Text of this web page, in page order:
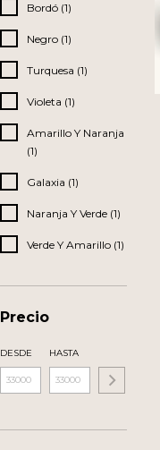
Bordó (1)
Negro (1)
Turquesa (1)
Violeta (1)
Amarillo Y Naranja
(1)
Galaxia (1)
Naranja Y Verde (1)
Verde Y Amarillo (1)
Precio
DESDE HASTA